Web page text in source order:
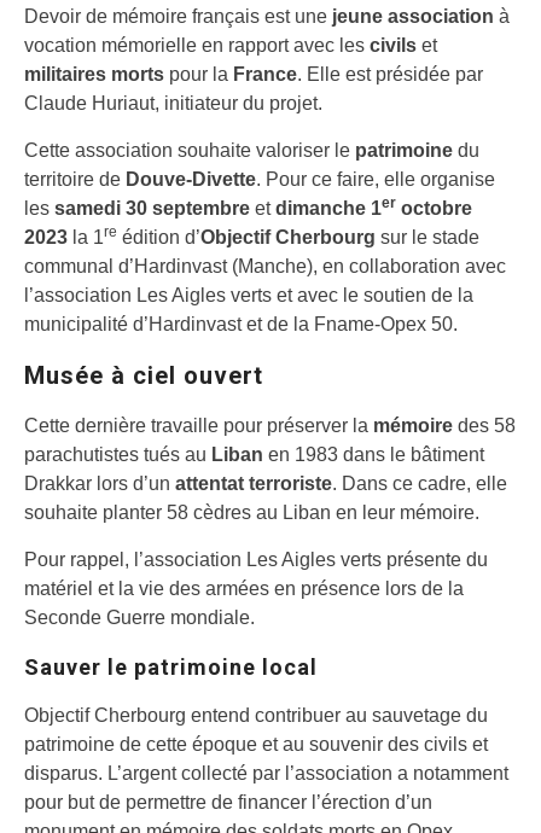
Devoir de mémoire français est une jeune association à
vocation mémorielle en rapport avec les civils et
militaires morts pour la France. Elle est présidée par
Claude Huriaut, initiateur du projet.
Cette association souhaite valoriser le patrimoine du
territoire de Douve-Divette. Pour ce faire, elle organise
les samedi 30 septembre etdimanche 1er octobre
2023 la 1re édition d’Objectif Cherbourg sur le stade
communal d’Hardinvast (Manche), en collaboration avec
l’association Les Aigles verts et avec le soutien de la
municipalité d’Hardinvast et de la Fname-Opex 50.
Musée à ciel ouvert
Cette dernière travaille pour préserver la mémoire des 58
parachutistes tués au Liban en 1983 dans le bâtiment
Drakkar lors d’un attentat terroriste. Dans ce cadre, elle
souhaite planter 58 cèdres au Liban en leur mémoire.
Pour rappel, l’association Les Aigles verts présente du
matériel et la vie des armées en présence lors de la
Seconde Guerre mondiale.
Sauver le patrimoine local
Objectif Cherbourg entend contribuer au sauvetage du
patrimoine de cette époque et au souvenir des civils et
disparus. L’argent collecté par l’association a notamment
pour but de permettre de financer l’érection d’un